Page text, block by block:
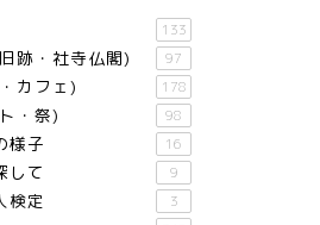
133
跡・社寺仏閣) 97
カフェ) 178
・祭) 98
様子 16
して 9
検定 3